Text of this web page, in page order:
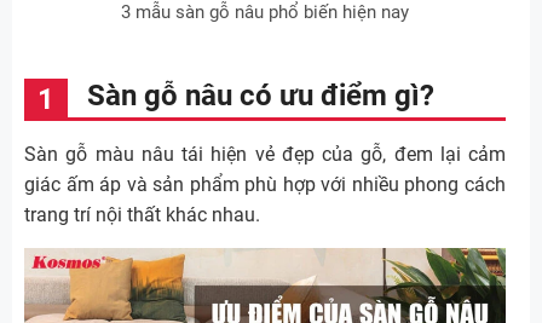
3 mẫu sàn gỗ nâu phổ biến hiện nay
Sàn gỗ nâu có ưu điểm gì?
Sàn gỗ màu nâu tái hiện vẻ đẹp của gỗ, đem lại cảm
giác ấm áp và sản phẩm phù hợp với nhiều phong cách
trang trí nội thất khác nhau.